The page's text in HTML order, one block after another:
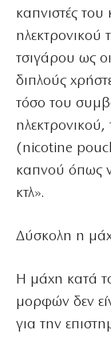
καπνιστές
ηλεκτρονικού
τσιγάρου ως
διπλούς
τόσο του
(nicotine
καπνού όπως
κτλ».
Δύσκολη η
Η μάχη κατά
μορφών δεν
για την